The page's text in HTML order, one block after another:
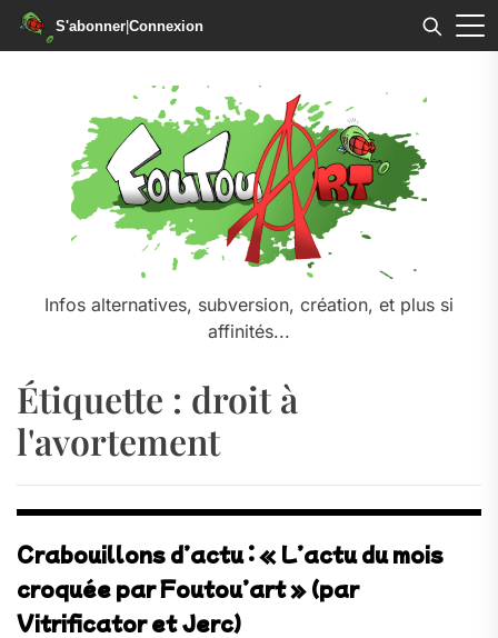
S'abonner|Connexion
Infos alternatives, subversion, création, et plus si
affinités...
Étiquette : droit à
l'avortement
Crabouillons d’actu : « L’actu du mois
croquée par Foutou’art » (par
Vitrificator et Jerc)